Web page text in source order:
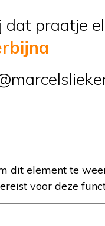
dat praatje
dit element te
voor deze